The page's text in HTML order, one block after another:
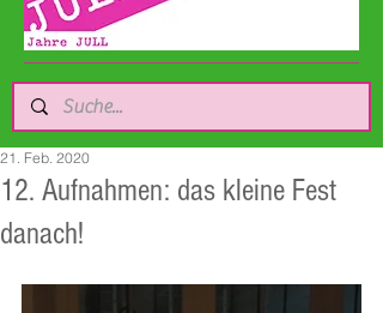
12. Aufnahmen: das kleine Fest
danach!
21. Feb. 2020